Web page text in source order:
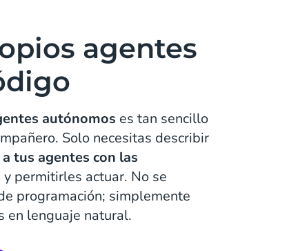
agentes
autónomos es tan sencillo
Solo necesitas describir
tus agentes con las
y permitirles actuar. No se
programación; simplemente
en lenguaje natural.